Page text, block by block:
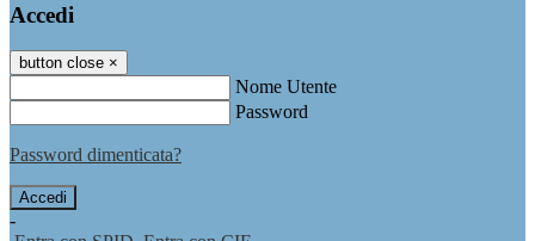
Accedi
button close ×
Nome Utente
Password
Password dimenticata?
-